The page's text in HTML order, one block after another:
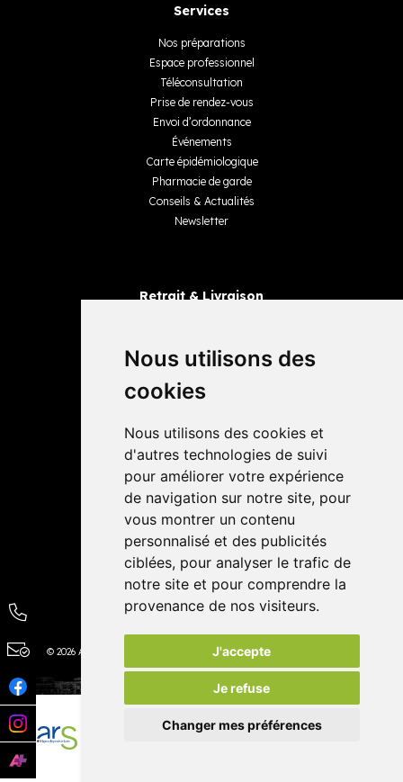
Nous utilisons des
cookies
Nous utilisons des cookies et
d'autres technologies de suivi
pour améliorer votre expérience
de navigation sur notre site, pour
vous montrer un contenu
personnalisé et des publicités
ciblées, pour analyser le trafic de
notre site et pour comprendre la
provenance de nos visiteurs.
J'accepte
Je refuse
Changer mes préférences
Services
Nos préparations
Espace professionnel
Téléconsultation
Prise de rendez-vous
Envoi d’ordonnance
Événements
Carte épidémiologique
Pharmacie de garde
Conseils & Actualités
Newsletter
Retrait & Livraison
Livraisons
4,4 / 5 65 avis
© 2026 Autour de la Pharmacie Tous droits réservés